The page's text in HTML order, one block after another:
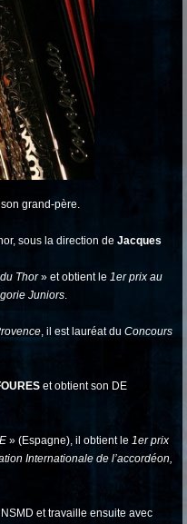
son grand-père.
sous la direction de Jacques
Thor» et obtient le 1er prix au
Juniors.
, il est lauréat du Concours
et obtient son DE
» (Espagne), il obtient le 1er prix
Internationale de l’accordéon,
et travaille ensuite avec